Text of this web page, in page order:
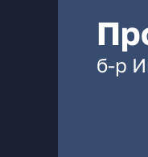
б-р